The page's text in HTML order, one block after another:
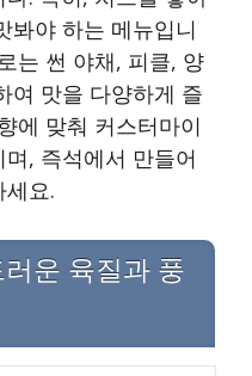
봐야 하는 메뉴입니
는 썬 야채, 피클, 양
여 맛을 다양하게 즐
에 맞춰 커스터마이
, 즉석에서 만들어
요.
운 육질과 풍